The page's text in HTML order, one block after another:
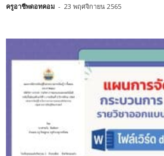
ครูอาชีพดอทคอม - 23 พฤศจิกายน 2565